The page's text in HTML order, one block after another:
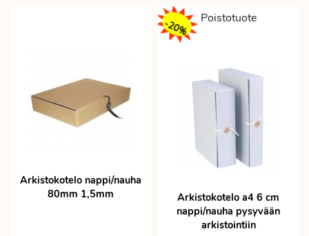
Arkistokotelo nappi/nauha
80mm 1,5mm
-20% Poistotuote
Arkistokotelo a4 6 cm
nappi/nauha pysyvään
arkistointiin